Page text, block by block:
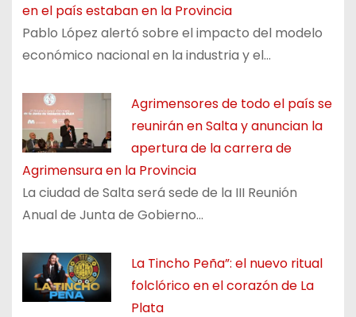
en el país estaban en la Provincia
Pablo López alertó sobre el impacto del modelo
económico nacional en la industria y el…
Agrimensores de todo el país se
reunirán en Salta y anuncian la
apertura de la carrera de
Agrimensura en la Provincia
La ciudad de Salta será sede de la III Reunión
Anual de Junta de Gobierno…
La Tincho Peña”: el nuevo ritual
folclórico en el corazón de La
Plata